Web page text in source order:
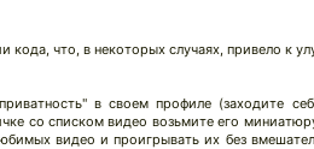
кода, что, в некоторых случаях, привело к
в своем профиле (заходите
со списком видео возьмите его
видео и проигрывать их без